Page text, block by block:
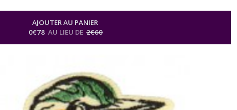
AJOUTER AU PANIER
0€78 AU LIEU DE 2€60